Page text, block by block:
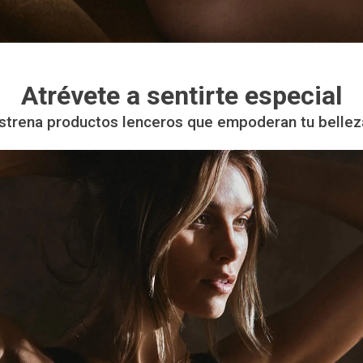
Atrévete a sentirte especial
productos lenceros que empoderan tu